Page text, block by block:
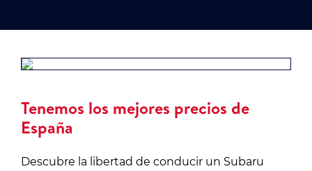
Tenemos los mejores precios de
España
Descubre la libertad de conducir un Subaru